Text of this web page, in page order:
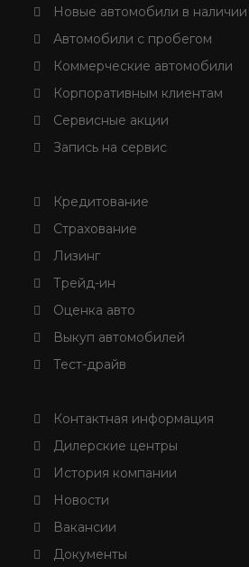
Новые автомобили в наличии
Автомобили с пробегом
Коммерческие автомобили
Корпоративным клиентам
Сервисные акции
Запись на сервис
Кредитование
Страхование
Лизинг
Трейд-ин
Оценка авто
Выкуп автомобилей
Тест-драйв
Контактная информация
Дилерские центры
История компании
Новости
Вакансии
Документы